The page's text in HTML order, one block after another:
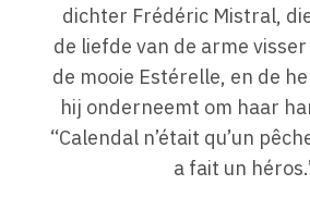
dichter Frédéric Mistral,
de liefde van de arme
de mooie Estérelle, en de
hij onderneemt om haar
“Calendal n’était qu’un
a fait un